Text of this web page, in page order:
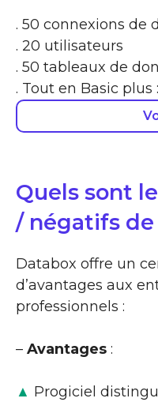
. 50 connexions de
. 20 utilisateurs
. 50 tableaux de
. Tout en Basic plus :
Quels sont
/ négatifs de
Databox offre un
d’avantages aux
professionnels :
– Avantages :
▲ Progiciel